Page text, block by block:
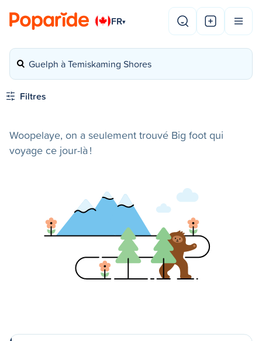
FR▾
Guelph à Temiskaming Shores
Filtres
Woopelaye, on a seulement trouvé Big foot qui
voyage ce jour-là !